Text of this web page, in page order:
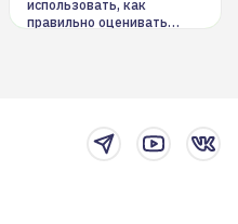
использовать, как
правильно оценивать